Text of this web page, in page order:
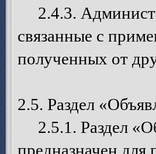
2.4.3.
связанные с
полученных от
2.5. Раздел
2.5.1. Раздел
предназначен